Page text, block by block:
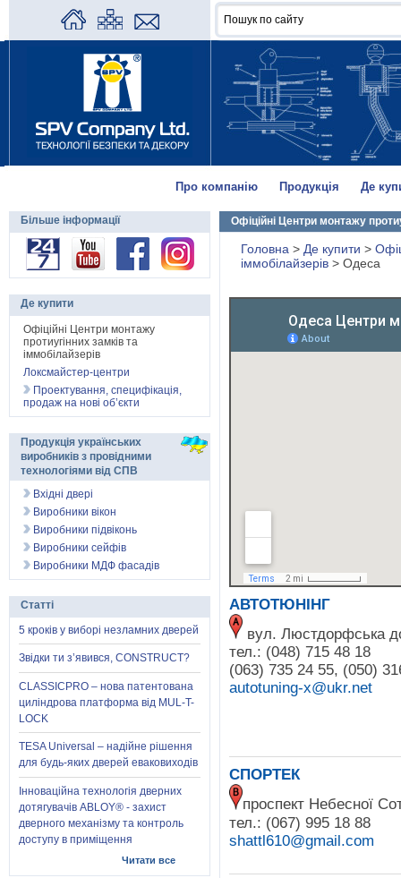
Про компанію Продукція Де
Офіційні Центри монтажу
Головна > Де купити >
іммобілайзерів > Одеса
АВТОТЮНІНГ
вул. Люстдорфська
тел.: (048) 715 48 18
(063) 735 24 55, (050)
autotuning-x@ukr.net
СПОРТЕК
проспект Небесної
тел.: (‎067) 995 18 88
shattl610@gmail.com
Більше інформації
Де купити
Офіційні Центри монтажу
протиугінних замків та
іммобілайзерів
Локсмайстер-центри
Проектування, специфікація,
продаж на нові об’єкти
Продукція українських
виробників з провідними
технологіями від СПВ
Вхідні двері
Виробники вікон
Виробники підвіконь
Виробники сейфів
Виробники МДФ фасадів
Статті
5 кроків у виборі незламних дверей
Звідки ти з’явився, CONSTRUCT?
CLASSICPRO – нова патентована
циліндрова платформа від MUL-T-
LOCK
TESA Universal – надійне рішення
для будь-яких дверей еваковиходів
Інноваційна технологія дверних
дотягувачів ABLOY® - захист
дверного механізму та контроль
доступу в приміщення
Читати все